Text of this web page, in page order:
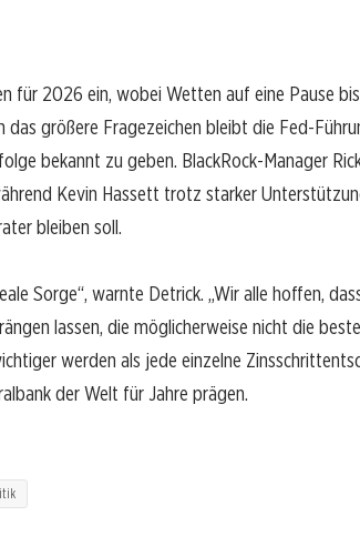
für 2026 ein, wobei Wetten auf eine Pause
größere Fragezeichen bleibt die Fed-
bekannt zu geben. BlackRock-Manager
Kevin Hassett trotz starker
bleiben soll.
Sorge“, warnte Detrick. „Wir alle hoffen,
lassen, die möglicherweise nicht die
werden als jede einzelne
der Welt für Jahre prägen.